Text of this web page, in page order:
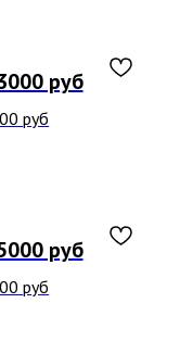
руб
руб
руб
руб